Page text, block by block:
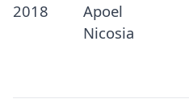
2018
Apoel
Nicosia